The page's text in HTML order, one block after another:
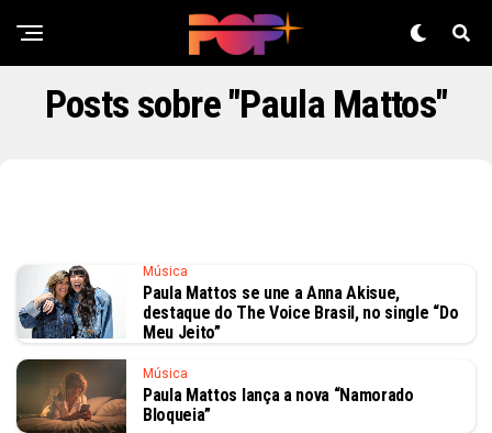
Posts sobre "Paula Mattos"
Música
Paula Mattos se une a Anna Akisue,
destaque do The Voice Brasil, no single “Do
Meu Jeito”
Música
Paula Mattos lança a nova “Namorado
Bloqueia”